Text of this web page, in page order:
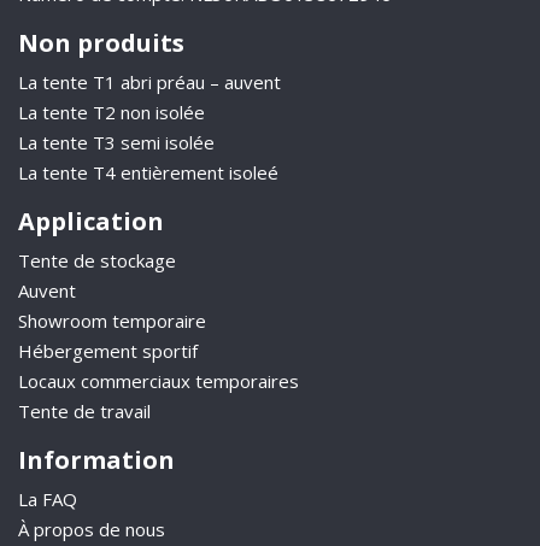
Non produits
La tente T1 abri préau – auvent
La tente T2 non isolée
La tente T3 semi isolée
La tente T4 entièrement isoleé
Application
Tente de stockage
Auvent
Showroom temporaire
Hébergement sportif
Locaux commerciaux temporaires
Tente de travail
Information
La FAQ
À propos de nous